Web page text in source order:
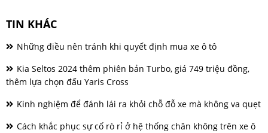
TIN KHÁC
Những điều nên tránh khi quyết định mua xe ô tô
Kia Seltos 2024 thêm phiên bản Turbo, giá 749 triệu đồng,
thêm lựa chọn đấu Yaris Cross
Kinh nghiệm để đánh lái ra khỏi chỗ đỗ xe mà không va quẹt
Cách khắc phục sự cố rò rỉ ở hệ thống chân không trên xe ô